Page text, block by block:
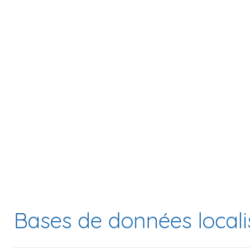
Bases de données